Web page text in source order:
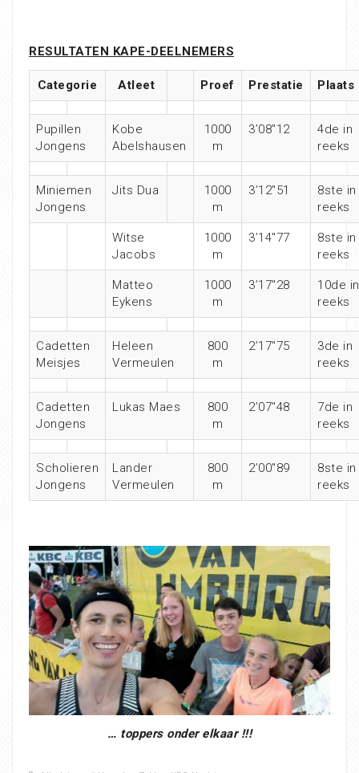
RESULTATEN KAPE-DEELNEMERS
Categorie Atleet Proef Prestatie Plaats
Pupillen
Jongens
Kobe
Abelshausen
1000
m
3’08″12
4de in
reeks
Miniemen
Jongens
Jits Dua
1000
m
3’12″51
8ste in
reeks
Witse
Jacobs
1000
m
3’14″77
8ste in
reeks
Matteo
Eykens
1000
m
3’17″28
10de in
reeks
Cadetten
Meisjes
Heleen
Vermeulen
800
m
2’17″75
3de in
reeks
Cadetten
Jongens
Lukas Maes
800
m
2’07″48
7de in
reeks
Scholieren
Jongens
Lander
Vermeulen
800
m
2’00″89
8ste in
reeks
… toppers onder elkaar !!!